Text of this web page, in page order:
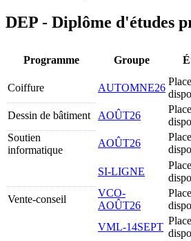
DEP - Diplôme d'études
Programme Groupe
Coiffure
AUTOMNE26
Dessin de bâtiment AOÛT26
Soutien
informatique
AOÛT26
SI-LIGNE
Vente-conseil
VCO-
AOÛT26
VML-14SEPT